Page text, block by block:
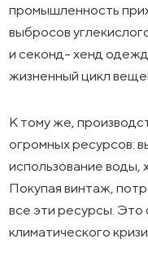
промышленность
выбросов
и секонд- хенд
жизненный цикл
К тому же,
огромных ресурсов:
использование воды,
Покупая винтаж,
все эти ресурсы.
климатического